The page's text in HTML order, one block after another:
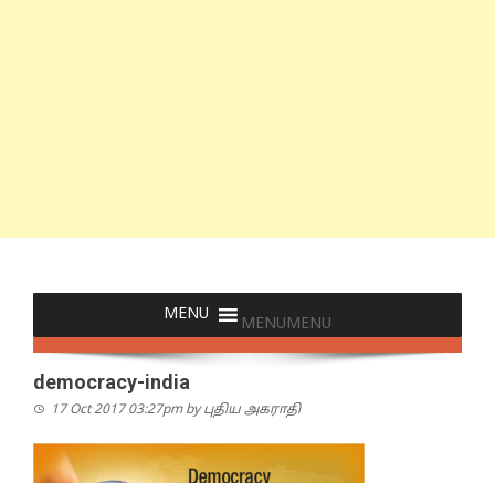
MENUMENU
democracy-india
17 Oct 2017 03:27pm byபுதிய அகராதி